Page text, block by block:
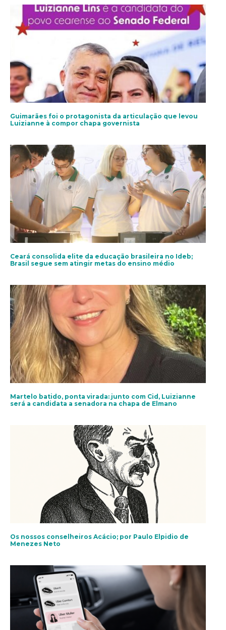
Guimarães foi o protagonista da articulação que levou
Luizianne à compor chapa governista
Ceará consolida elite da educação brasileira no Ideb;
Brasil segue sem atingir metas do ensino médio
Martelo batido, ponta virada: junto com Cid, Luizianne
será a candidata a senadora na chapa de Elmano
Os nossos conselheiros Acácio; por Paulo Elpidio de
Menezes Neto